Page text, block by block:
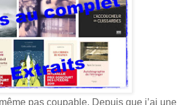
pas coupable. Depuis que j’ai une